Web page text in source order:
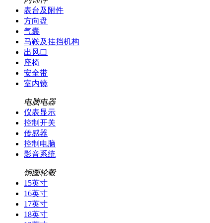
表台及附件
方向盘
气囊
马鞍及挂挡机构
出风口
座椅
安全带
室内镜
电脑电器
仪表显示
控制开关
传感器
控制电脑
影音系统
钢圈轮毂
15英寸
16英寸
17英寸
18英寸